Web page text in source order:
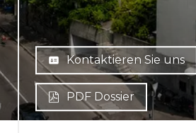
Kontaktieren Sie uns
PDF Dossier